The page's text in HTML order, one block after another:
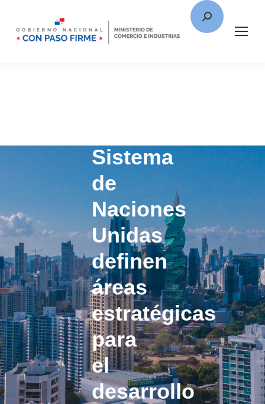
Sistema
de
Naciones
Unidas
definen
áreas
estratégicas
para
el
desarrollo